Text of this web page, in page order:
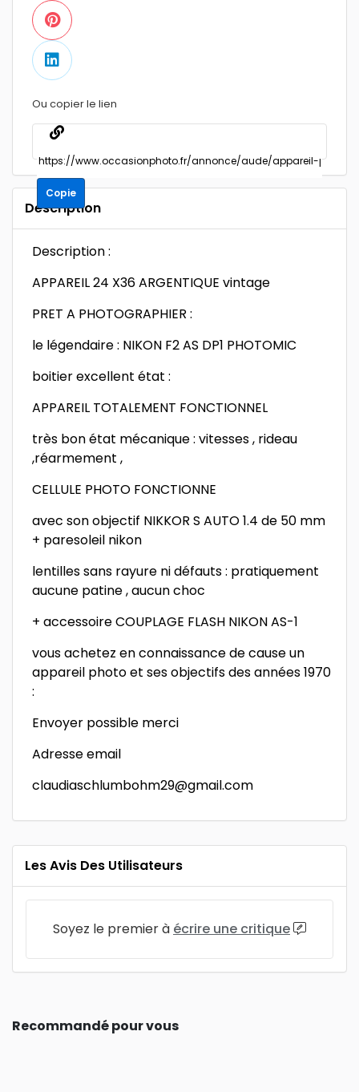
Ou copier le lien
Copie
Description
Description :
APPAREIL 24 X36 ARGENTIQUE vintage
PRET A PHOTOGRAPHIER :
le légendaire : NIKON F2 AS DP1 PHOTOMIC
boitier excellent état :
APPAREIL TOTALEMENT FONCTIONNEL
très bon état mécanique : vitesses , rideau
,réarmement ,
CELLULE PHOTO FONCTIONNE
avec son objectif NIKKOR S AUTO 1.4 de 50 mm
+ paresoleil nikon
lentilles sans rayure ni défauts : pratiquement
aucune patine , aucun choc
+ accessoire COUPLAGE FLASH NIKON AS-1
vous achetez en connaissance de cause un
appareil photo et ses objectifs des années 1970
:
Envoyer possible merci
Adresse email
claudiaschlumbohm29@gmail.com
Les Avis Des Utilisateurs
Soyez le premier à écrire une critique
Recommandé pour vous